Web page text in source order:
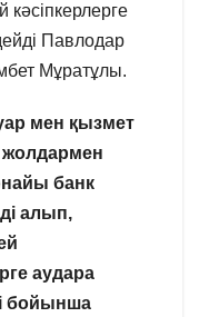
Павлодар
Мұратұлы.
мен қызмет
жолдармен
банк
алып,
аудара
бойынша